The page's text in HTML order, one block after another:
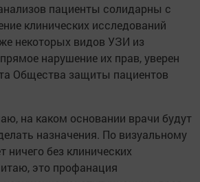
пациенты солидарны с
клинических исследований
некоторых видов УЗИ из
нарушение их прав, уверен
Общества защиты пациентов
на каком основании врачи будут
назначения. По визуальному
ничего без клинических
это профанация